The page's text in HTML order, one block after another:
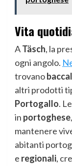
Vita
ATäsch, la
ogni angolo.
trovano
altri prodotti
Portogallo. Le
in portoghese
mantenere
abitanti
e regionali,